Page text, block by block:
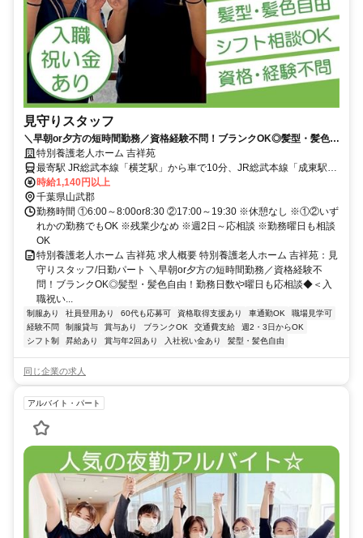
見守りスタッフ
＼早朝or夕方の短時間勤務／資格経験不問！ブランクOK◎髪型・髪色自
由！勤務日数や曜日も応相談◆＜入職祝い金を支給＞【山武郡横芝光
町・横芝駅/成東駅/八日市場駅・特養・見守り・日勤パート】
特別養護老人ホーム 吉祥苑
最寄駅 JR総武本線「横芝駅」から車で10分、JR総武本線「成東駅」
「八日市場駅」から車で20分
時給1,140円以上
千葉県山武郡
勤務時間 ①6:00～8:00or8:30 ②17:00～19:30 ※休憩なし ※①②いず
れかの勤務でもOK ※残業少なめ ※週2日～応相談 ※勤務曜日も相談
OK
特別養護老人ホーム 吉祥苑 求人概要 特別養護老人ホーム 吉祥苑：見
守りスタッフ/日勤パート ＼早朝or夕方の短時間勤務／資格経験不
問！ブランクOK◎髪型・髪色自由！勤務日数や曜日も応相談◆＜入
職祝い...
制服あり 社員登用あり 60代も応募可 資格取得支援あり 車通勤OK
職場見学可
経験不問
制服貸与 賞与あり ブランクOK 交通費支給
週2・3日からOK
シフト制
昇給あり 賞与年2回あり 入社祝い金あり 髪型・髪色自由
同じ企業の求人
アルバイト・パート